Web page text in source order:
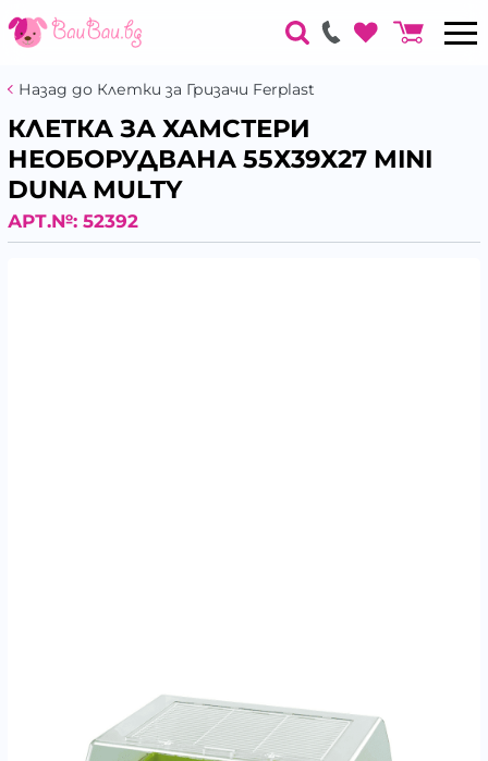
Назад до Клетки за Гризачи Ferplast
КЛЕТКА ЗА ХАМСТЕРИ
НЕОБОРУДВАНА 55Х39Х27 MINI
DUNA MULTY
АРТ.№: 52392